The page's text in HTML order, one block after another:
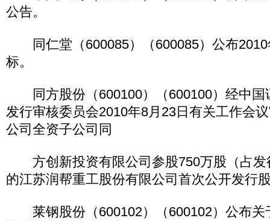
公告。
同仁堂（600085）（600085）公布2010
标。
同方股份（600100）（600100）经中国
发行审核委员会2010年8月23日有关工作会
公司全资子公司同
方创新投资有限公司参股750万股（占发
的江苏润帮重工股份有限公司首次公开发行
莱钢股份（600102）（600102）公布关